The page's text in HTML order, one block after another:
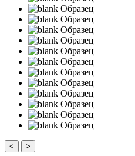
Образец
Образец
Образец
Образец
Образец
Образец
Образец
Образец
Образец
Образец
Образец
Образец
< >